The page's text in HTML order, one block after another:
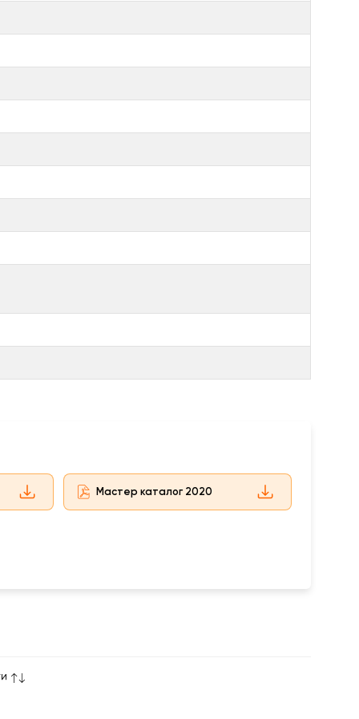
Мастер каталог 2020